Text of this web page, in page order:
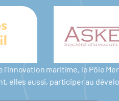
l'innovation maritime, le Pôle
elles aussi, participer au